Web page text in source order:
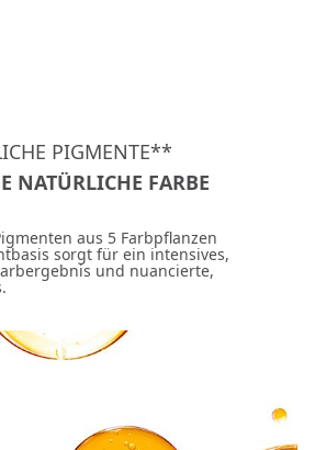
PIGMENTE**
NATÜRLICHE FARBE
aus 5 Farbpflanzen
sorgt für ein intensives,
und nuancierte,